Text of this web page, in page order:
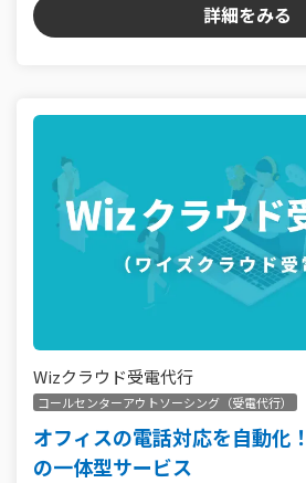
詳細をみる
Wizクラウド受電代行
コールセンターアウトソーシング（受電代行）
オフィスの電話対応を自動化
の一体型サービス